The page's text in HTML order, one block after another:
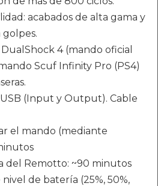
acabados de alta gama y
golpes.
4 (mando oficial
Scuf Infinity Pro (PS4)
(Input y Output). Cable
el mando (mediante
del Remotto: ~90 minutos
de batería (25%, 50%,